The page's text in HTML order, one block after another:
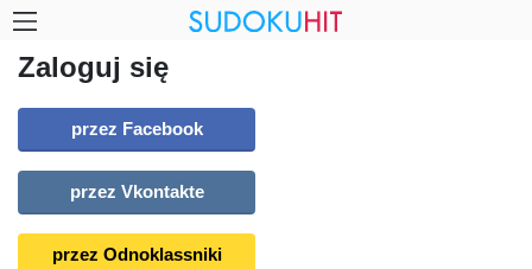
Zaloguj się
przez Facebook
przez Vkontakte
przez Odnoklassniki